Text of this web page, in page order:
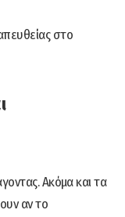
στο
Ακόμα και τα
αν το